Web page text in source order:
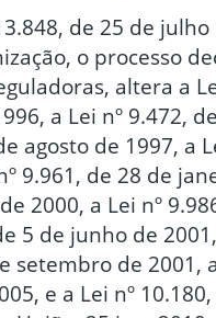
de 25 de
o processo
altera a
a Lei nº 9.472,
agosto de 1997, a
9.961, de 28 de
2000, a Lei nº
5 de junho de
setembro de 2001,
e a Lei nº